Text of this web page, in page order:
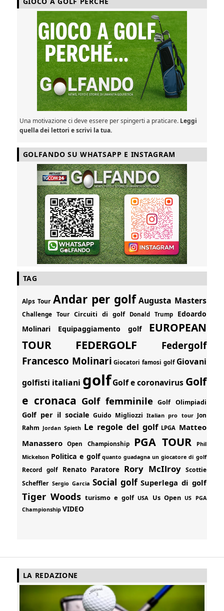
Una motivazione ci deve essere per spingerti a praticare. Leggi
quella dei lettori e scrivi la tua.
GOLFANDO SU WHATSAPP E INSTAGRAM
TAG
Alps Tour Andar per golf Augusta Masters
Challenge Tour Circuiti di golf Donald Trump
Edoardo
Molinari
Equipaggiamento golf
EUROPEAN
TOUR
FEDERGOLF Federgolf
Francesco Molinari Giocatori famosi golf Giovani
golfisti italiani golf Golf e coronavirus Golf
e cronaca Golf femminile Golf Olimpiadi
Golf per il sociale Guido Migliozzi Italian pro tour Jon
Rahm Jordan Spieth Le regole del golf LPGA Matteo
Manassero
Open Championship PGA TOUR
Phil
Mickelson Politica e golf quanto guadagna un giocatore di golf
Record golf Renato Paratore Rory McIlroy Scottie
Scheffler Sergio Garcia Social golf Superlega di golf
Tiger Woods turismo e golf USA Us Open US PGA
Championship VIDEO
LA REDAZIONE